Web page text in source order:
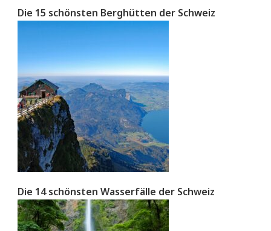
Die 15 schönsten Berghütten der Schweiz
Die 14 schönsten Wasserfälle der Schweiz